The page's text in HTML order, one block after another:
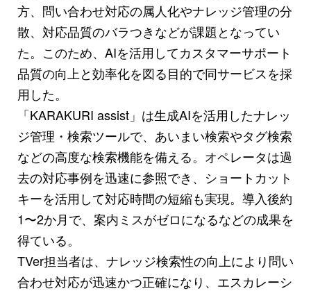
方、問い合わせ対応の属人化やナレッジ管理の分
散、対応品質のバラつきなどが課題となってい
た。このため、AIを活用してカスタマーサポート
品質の向上と効率化を図る目的で同サービスを採
用した。
「KARAKURI assist」は生成AIを活用したナレッ
ジ管理・検索ツールで、あいまい検索やタグ検索
などの高度な検索機能を備える。オペレータは過
去の対応事例を迅速に参照でき、ショートカット
キーを活用して対応時間の短縮も実現。導入後約
1〜2か月で、案内ミスがゼロになるなどの成果を
得ている。
TVer担当者は、ナレッジ検索性の向上により問い
合わせ対応が迅速かつ正確になり、エスカレーシ